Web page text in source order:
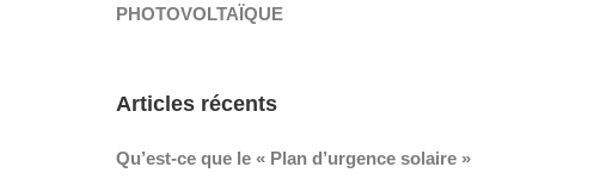
PHOTOVOLTAÏQUE
Articles récents
Qu’est-ce que le « Plan d’urgence solaire »